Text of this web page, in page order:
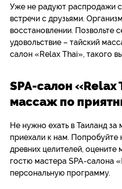
Уже не радуют распродажи
встречи с друзьями.
восстановлении. Позвольте
удовольствие – тайский
салон «Relax Thai», такого
SPA-салон «Relax
массаж по
Не нужно ехать в Таиланд
приехали к нам. Попробуйте
древних целителей,
гостю мастера SPA-салона
персональную программу.